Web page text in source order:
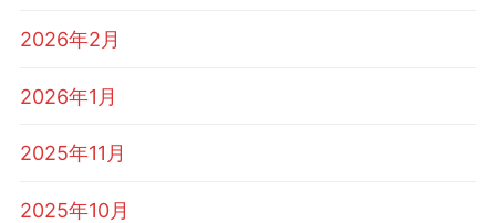
2026年2月
2026年1月
2025年11月
2025年10月